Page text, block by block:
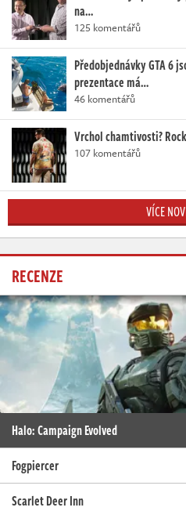
na…
125 komentářů
Předobjednávky GTA 6
prezentace má…
46 komentářů
Vrchol chamtivosti?
107 komentářů
VÍCE
RECENZE
Halo: Campaign Evolved
Fogpiercer
Scarlet Deer Inn